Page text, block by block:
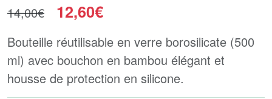
14,00€ 12,60€
Bouteille réutilisable en verre borosilicate (500
ml) avec bouchon en bambou élégant et
housse de protection en silicone.